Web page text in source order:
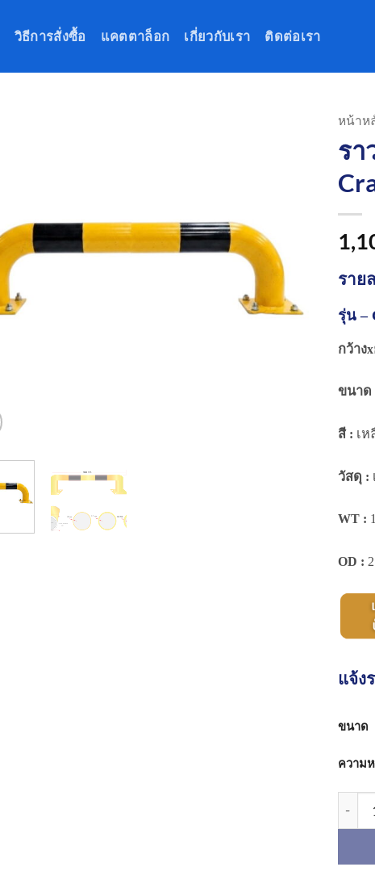
วิธีการสั่งซื้อ แคตตาล็อก เกี่ยวกับเรา ติดต่อเรา
หน้าห
รา
ราย
รุ่น –
กว้าง
ขนาด
สี : เห
วัสดุ :
WT :
OD :
แจ้ง
ขนาด
ความ